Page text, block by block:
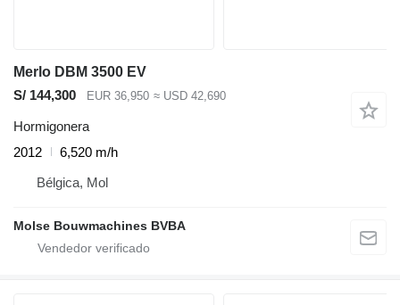
Merlo DBM 3500 EV
S/ 144,300
EUR 36,950 ≈ USD 42,690
Hormigonera
2012
6,520 m/h
Bélgica, Mol
Molse Bouwmachines BVBA